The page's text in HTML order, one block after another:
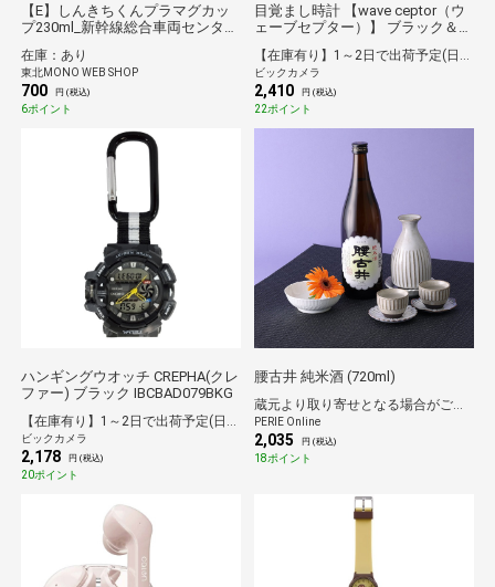
【E】しんきちくんプラマグカッ
プ230ml_新幹線総合車両センター
在庫：あり
東北MONO WEB SHOP
700 円 (税込)
6ポイント
目覚まし時計 【wave ceptor（ウ
ェーブセプター）】 ブラック＆ホ
波自動受信機能有]
ビックカメラ
2,410 円 (税込)
22ポイント
ハンギングウオッチ CREPHA(クレ
ファー) ブラック IBCBAD079BKG
【在庫有り】1～2日で出荷予定(日付指定可)
ビックカメラ
2,178 円 (税込)
20ポイント
腰古井 純米酒 (720ml)
蔵元より取り寄せとなる場合がございます
PERIE Online
2,035 円 (税込)
18ポイント